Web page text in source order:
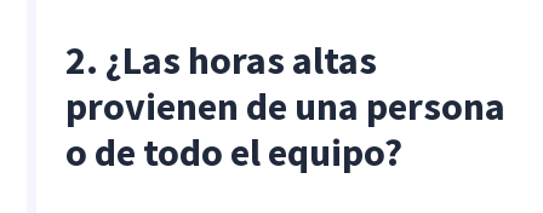
2. ¿Las horas altas
provienen de una persona
o de todo el equipo?